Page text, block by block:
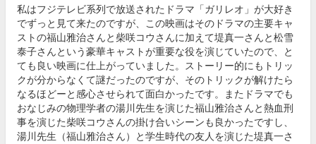
私はフジテレビ系列で放送されたドラマ「ガリレオ」が大好き
でずっと見て来たのですが、この映画はそのドラマの主要キャ
ストの福山雅治さんと柴咲コウさんに加えて堤真一さんと松雪
泰子さんという豪華キャストが重要な役を演じていたので、と
ても良い映画に仕上がっていました。ストーリー的にもトリッ
クが分からなくて謎だったのですが、そのトリックが解けたら
なるほどーと感心させられて面白かったです。またドラマでも
おなじみの物理学者の湯川先生を演じた福山雅治さんと熱血刑
事を演じた柴咲コウさんの掛け合いシーンも良かったですし、
湯川先生（福山雅治さん）と学生時代の友人を演じた堤真一さ